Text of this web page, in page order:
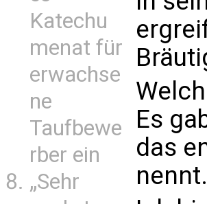
Katechu
menat für
erwachse
ne
Taufbewe
rber ein
„Sehr
Es
das